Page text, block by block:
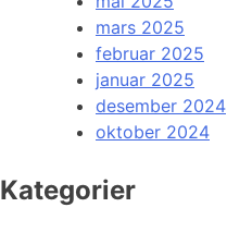
mars 2025
februar 2025
januar 2025
desember 2024
oktober 2024
Kategorier